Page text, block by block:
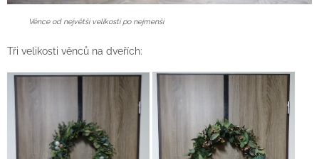
Věnce od největší velikosti po nejmenší
Tři velikosti věnců na dveřích: